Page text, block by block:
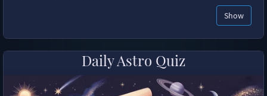
Show
Daily Astro Quiz